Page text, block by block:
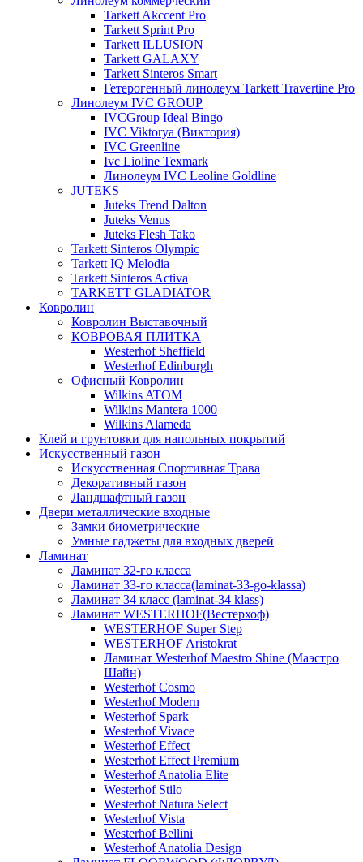
Tarkett Akccent Pro
Tarkett Sprint Pro
Tarkett ILLUSION
Tarkett GALAXY
Tarkett Sinteros Smart
Гетерогенный линолеум Tarkett Travertine Pro
Линолеум IVC GROUP
IVCGroup Ideal Bingo
IVC Viktorya (Виктория)
IVC Greenline
Ivc Lioline Texmark
Линолеум IVC Leoline Goldline
JUTEKS
Juteks Trend Dalton
Juteks Venus
Juteks Flesh Tako
Tarkett Sinteros Olympic
Tarkett IQ Melodia
Tarkett Sinteros Activa
TARKETT GLADIATOR
Ковролин
Ковролин Выставочный
КОВРОВАЯ ПЛИТКА
Westerhof Sheffield
Westerhof Edinburgh
Офисный Ковролин
Wilkins ATOM
Wilkins Mantera 1000
Wilkins Alameda
Клей и грунтовки для напольных покрытий
Искусственный газон
Искусственная Спортивная Трава
Декоративный газон
Ландшафтный газон
Двери металлические входные
Замки биометрические
Умные гаджеты для входных дверей
Ламинат
Ламинат 32-го класса
Ламинат 33-го класса(laminat-33-go-klassa)
Ламинат 34 класс (laminat-34 klass)
Ламинат WESTERHOF(Вестерхоф)
WESTERHOF Super Step
WESTERHOF Aristokrat
Ламинат Westerhof Maestro Shine (Маэстро
Шайн)
Westerhof Cosmo
Westerhof Modern
Westerhof Spark
Westerhof Vivace
Westerhof Effect
Westerhof Effect Premium
Westerhof Anatolia Elite
Westerhof Stilo
Westerhof Natura Select
Westerhof Vista
Westerhof Bellini
Westerhof Anatolia Design